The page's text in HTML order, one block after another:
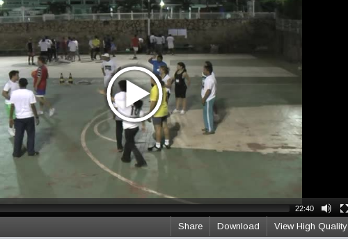
22:40
View High Quality
Download
Share